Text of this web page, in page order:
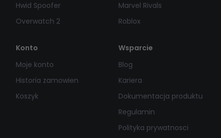
Hwid Spoofer
Overwatch 2
Marvel Rivals
Roblox
Konto
Moje konto
Historia zamowien
Koszyk
Wsparcie
Blog
Kariera
Dokumentacja produktu
Regulamin
Polityka prywatnosci